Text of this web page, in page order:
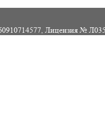
Лицензия №